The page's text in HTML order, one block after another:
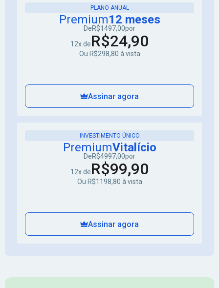
PLANO ANUAL
Premium12 meses
DeR$1497,00por
12x deR$24,90
Ou R$298,80 à vista
Assinar agora
INVESTIMENTO ÚNICO
PremiumVitalício
DeR$4997,00por
12x deR$99,90
Ou R$1198,80 à vista
Assinar agora